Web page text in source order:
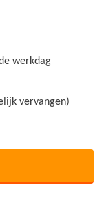
werkdag
vervangen)